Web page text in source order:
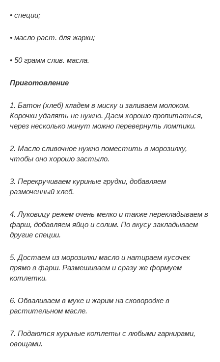
• специи;
• масло раст. для жарки;
• 50 грамм слив. масла.
Приготовление
1. Батон (хлеб) кладем в миску и заливаем молоком.
Корочки удалять не нужно. Даем хорошо пропитаться,
через несколько минут можно перевернуть ломтики.
2. Масло сливочное нужно поместить в морозилку,
чтобы оно хорошо застыло.
3. Перекручиваем куриные грудки, добавляем
размоченный хлеб.
4. Луковицу режем очень мелко и также перекладываем в
фарш, добавляем яйцо и солим. По вкусу закладываем
другие специи.
5. Достаем из морозилки масло и натираем кусочек
прямо в фарш. Размешиваем и сразу же формуем
котлетки.
6. Обваливаем в муке и жарим на сковородке в
растительном масле.
7. Подаются куриные котлеты с любыми гарнирами,
овощами.